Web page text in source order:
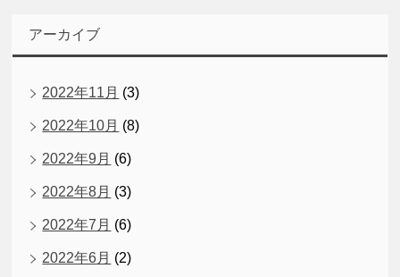
アーカイブ
2022年11月 (3)
2022年10月 (8)
2022年9月 (6)
2022年8月 (3)
2022年7月 (6)
2022年6月 (2)